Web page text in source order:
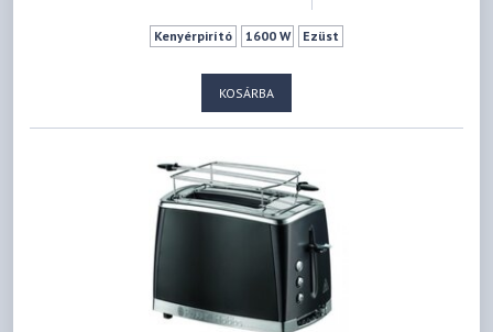
Kenyérpirító 1600 W Ezüst
KOSÁRBA